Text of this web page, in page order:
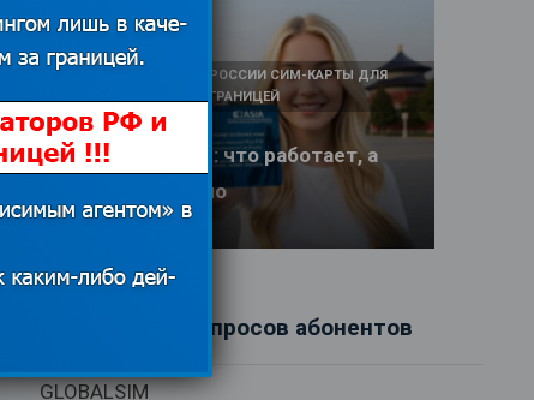
Интернет в Китае: что работает, а
что заблокировано
КАК И У КОГО КУПИТЬ В РОССИИ СИМ-КАРТЫ ДЛЯ
ИНТЕРНЕТА И СВЯЗИ ЗА ГРАНИЦЕЙ
17.06.2026
Рубрики вопросов абонентов
GLOBALSIM